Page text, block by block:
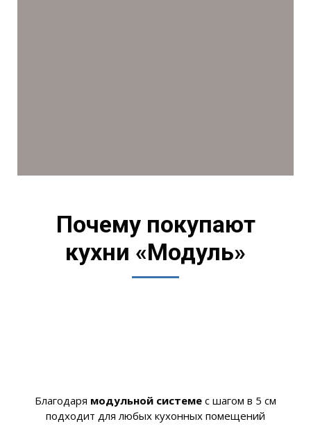
Почему покупают
кухни «Модуль»
Благодаря модульной системе с шагом в 5 см
подходит для любых кухонных помещений